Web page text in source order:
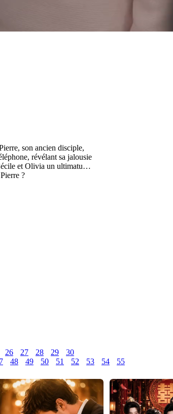
son ancien disciple,
révélant sa jalousie
et Olivia un ultimatum
?
26 27 28 29
30
48 49 50 51 52 53 54 55